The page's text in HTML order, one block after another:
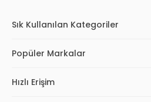
Sık Kullanılan Kategoriler
Popüler Markalar
Hızlı Erişim